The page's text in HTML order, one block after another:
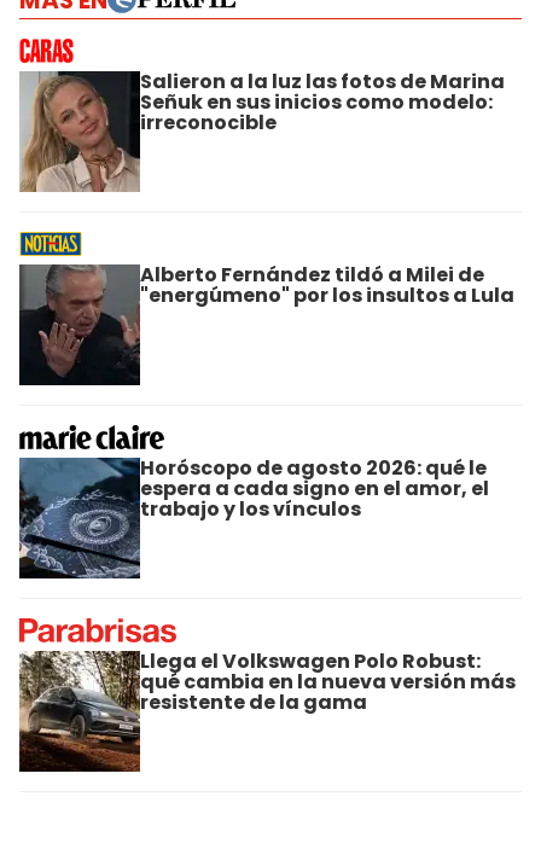
Salieron a la luz las fotos de Marina
Señuk en sus inicios como modelo:
irreconocible
Alberto Fernández tildó a Milei de
"energúmeno" por los insultos a Lula
Horóscopo de agosto 2026: qué le
espera a cada signo en el amor, el
trabajo y los vínculos
Llega el Volkswagen Polo Robust:
qué cambia en la nueva versión más
resistente de la gama